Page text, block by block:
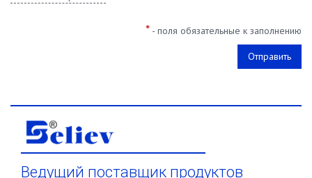
* - поля обязательные к заполнению
Ведущий поставщик продуктов